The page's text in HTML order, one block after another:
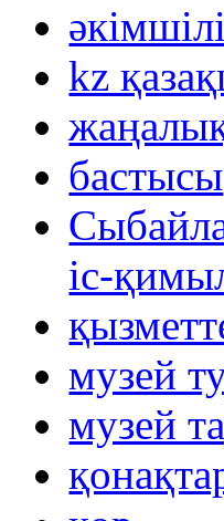
kz
бастысы
іс-
музей
музей